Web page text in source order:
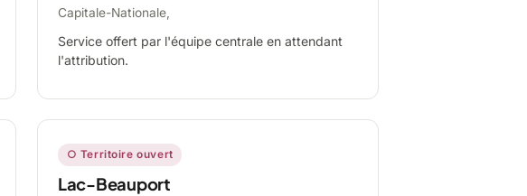
Capitale-Nationale,
Service offert par l'équipe centrale en attendant
l'attribution.
○ Territoire ouvert
Lac-Beauport